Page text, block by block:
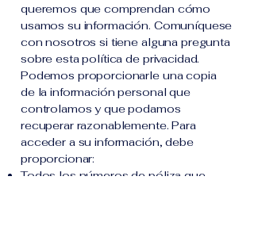
queremos que comprendan cómo
usamos su información. Comuníquese
con nosotros si tiene alguna pregunta
sobre esta política de privacidad.
Podemos proporcionarle una copia
de la información personal que
controlamos y que podamos
recuperar razonablemente. Para
acceder a su información, debe
proporcionar:
Todos los números de póliza que